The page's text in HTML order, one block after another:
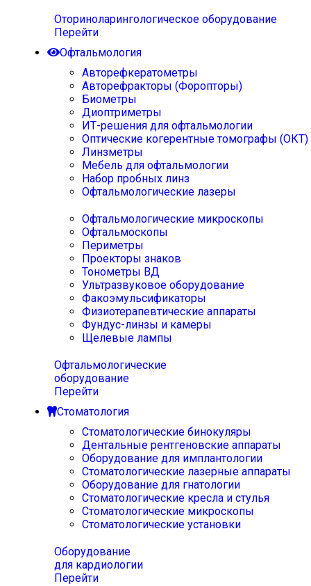
Оториноларингологическое оборудование
Перейти
Офтальмология
Авторефкератометры
Авторефракторы (Форопторы)
Биометры
Диоптриметры
ИТ-решения для офтальмологии
Оптические когерентные томографы (ОКТ)
Линзметры
Мебель для офтальмологии
Набор пробных линз
Офтальмологические лазеры
Офтальмологические микроскопы
Офтальмоскопы
Периметры
Проекторы знаков
Тонометры ВД
Ультразвуковое оборудование
Факоэмульсификаторы
Физиотерапевтические аппараты
Фундус-линзы и камеры
Щелевые лампы
Офтальмологические
оборудование
Перейти
Стоматология
Стоматологические бинокуляры
Дентальные рентгеновские аппараты
Оборудование для имплантологии
Стоматологические лазерные аппараты
Оборудование для гнатологии
Стоматологические кресла и стулья
Стоматологические микроскопы
Стоматологические установки
Оборудование
для кардиологии
Перейти